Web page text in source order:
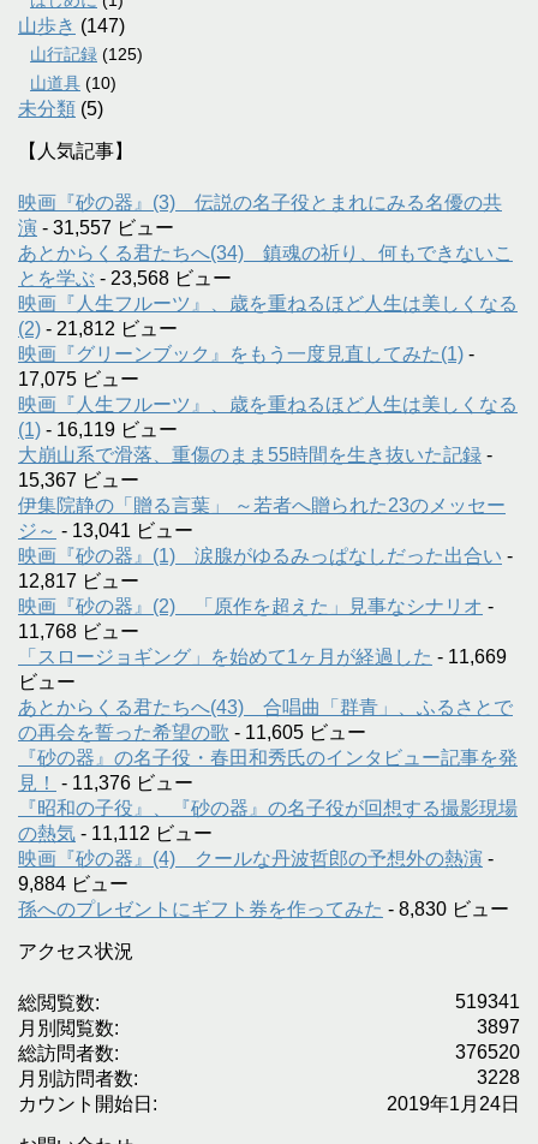
山歩き (147)
山行記録 (125)
山道具 (10)
未分類 (5)
【人気記事】
映画『砂の器』(3) 伝説の名子役とまれにみる名優の共
演 - 31,557 ビュー
あとからくる君たちへ(34) 鎮魂の祈り、何もできないこ
とを学ぶ - 23,568 ビュー
映画『人生フルーツ』、歳を重ねるほど人生は美しくなる
(2) - 21,812 ビュー
映画『グリーンブック』をもう一度見直してみた(1) -
17,075 ビュー
映画『人生フルーツ』、歳を重ねるほど人生は美しくなる
(1) - 16,119 ビュー
大崩山系で滑落、重傷のまま55時間を生き抜いた記録 -
15,367 ビュー
伊集院静の「贈る言葉」 ～若者へ贈られた23のメッセー
ジ～ - 13,041 ビュー
映画『砂の器』(1) 涙腺がゆるみっぱなしだった出合い -
12,817 ビュー
映画『砂の器』(2) 「原作を超えた」見事なシナリオ -
11,768 ビュー
「スロージョギング」を始めて1ヶ月が経過した - 11,669
ビュー
あとからくる君たちへ(43) 合唱曲「群青」、ふるさとで
の再会を誓った希望の歌 - 11,605 ビュー
『砂の器』の名子役・春田和秀氏のインタビュー記事を発
見！
- 11,376 ビュー
『昭和の子役』、『砂の器』の名子役が回想する撮影現場
の熱気 - 11,112 ビュー
映画『砂の器』(4) クールな丹波哲郎の予想外の熱演 -
9,884 ビュー
孫へのプレゼントにギフト券を作ってみた - 8,830 ビュー
アクセス状況
519341
総閲覧数:
3897
月別閲覧数:
376520
総訪問者数:
3228
月別訪問者数:
2019年1月24日
カウント開始日: